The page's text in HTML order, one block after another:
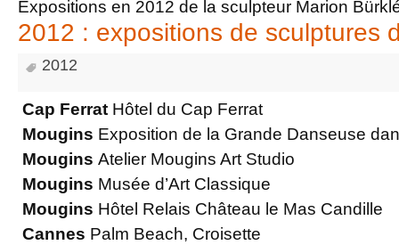
Expositions en 2012 de la sculpteur Marion
2012 : expositions de sculptures
2012
Cap Ferrat Hôtel du Cap Ferrat
Mougins Exposition de la Grande Danseuse
Mougins Atelier Mougins Art Studio
Mougins Musée d’Art Classique
Mougins Hôtel Relais Château le Mas Candille
Cannes Palm Beach, Croisette